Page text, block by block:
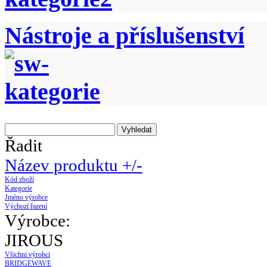
Nástroje a příslušenství
Řadit
Název produktu +/-
Kód zboží
Kategorie
Jméno výrobce
Výchozí řazení
Výrobce:
JIROUS
Všichni výrobci
BRIDGEWAVE